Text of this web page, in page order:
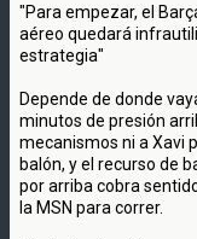
"Para empezar, el
aéreo quedará
estrategia"
Depende de donde
minutos de presión
mecanismos ni a Xavi
balón, y el recurso de
por arriba cobra
la MSN para correr.